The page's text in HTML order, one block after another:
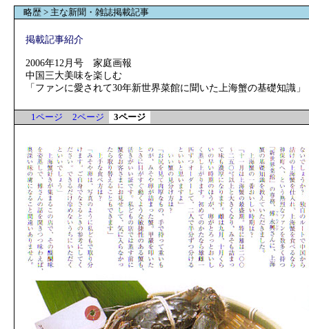
略歴 > 主な新聞・雑誌掲載記事
掲載記事紹介
2006年12月号 家庭画報
中国三大美味を楽しむ
「ファンに愛されて30年新世界菜館に聞いた上海蟹の基礎知識」
1ページ 2ページ 3ページ